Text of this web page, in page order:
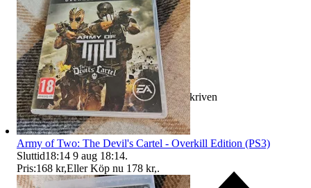
Ersättning om varan inte är som beskriven
Army of Two: The Devil's Cartel - Overkill Edition (PS3)
Sluttid18:14 9 aug 18:14.
Pris:168 kr,Eller Köp nu 178 kr,.